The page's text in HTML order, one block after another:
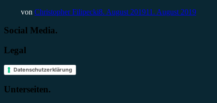
von Christopher Filipecki8. August 201911. August 2019
Social Media.
Legal
Datenschutzerklärung
Unterseiten.